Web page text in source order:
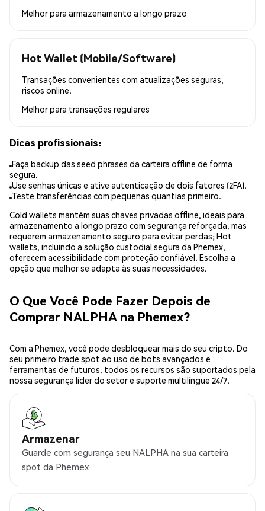
Melhor para armazenamento a longo prazo
Hot Wallet (Mobile/Software)
Transações convenientes com atualizações seguras,
riscos online.
Melhor para transações regulares
Dicas profissionais:
Faça backup das seed phrases da carteira offline de forma
segura.
Use senhas únicas e ative autenticação de dois fatores (2FA).
Teste transferências com pequenas quantias primeiro.
Cold wallets mantêm suas chaves privadas offline, ideais para
armazenamento a longo prazo com segurança reforçada, mas
requerem armazenamento seguro para evitar perdas; Hot
wallets, incluindo a solução custodial segura da Phemex,
oferecem acessibilidade com proteção confiável. Escolha a
opção que melhor se adapta às suas necessidades.
O Que Você Pode Fazer Depois de
Comprar NALPHA na Phemex?
Com a Phemex, você pode desbloquear mais do seu cripto. Do
seu primeiro trade spot ao uso de bots avançados e
ferramentas de futuros, todos os recursos são suportados pela
nossa segurança líder do setor e suporte multilíngue 24/7.
Armazenar
Guarde com segurança seu NALPHA na sua carteira
spot da Phemex